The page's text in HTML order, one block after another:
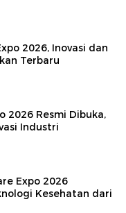
2026, Inovasi dan
Terbaru
2026 Resmi Dibuka,
Industri
Expo 2026
Kesehatan dari